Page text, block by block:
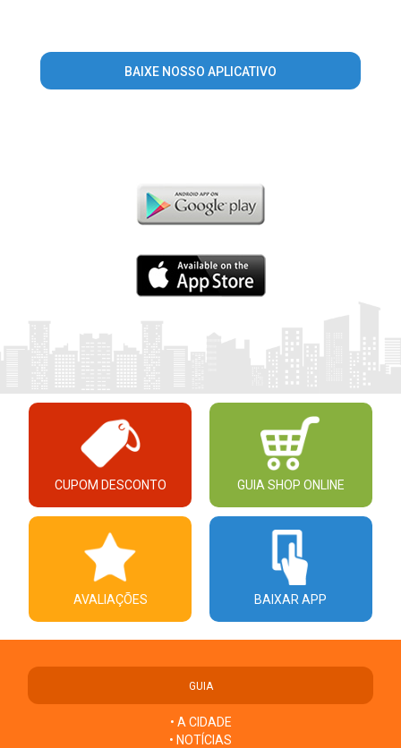
BAIXE NOSSO APLICATIVO
CUPOM DESCONTO GUIA SHOP ONLINE
AVALIAÇÕES BAIXAR APP
GUIA
• A CIDADE
• NOTÍCIAS